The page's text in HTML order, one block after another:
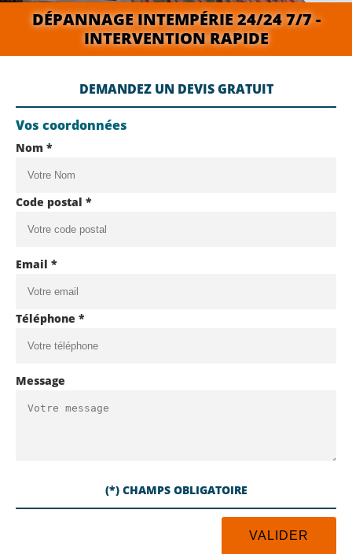
DÉPANNAGE INTEMPÉRIE 24/24 7/7 -
INTERVENTION RAPIDE
DEMANDEZ UN DEVIS GRATUIT
Vos coordonnées
Nom *
Code postal *
Email *
Téléphone *
Message
(*) CHAMPS OBLIGATOIRE